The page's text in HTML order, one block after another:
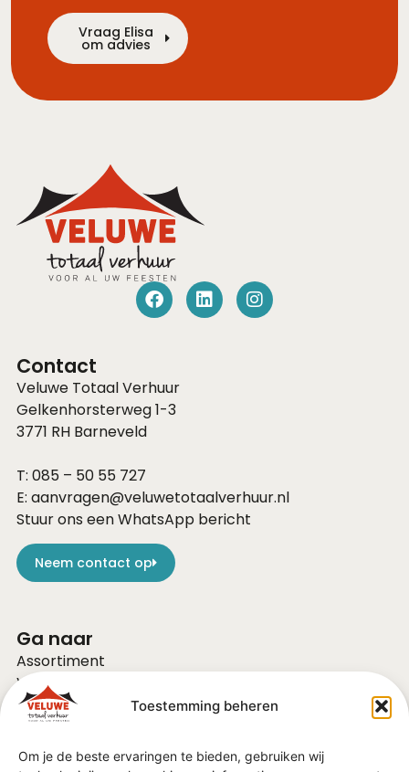
Toestemming beheren
Om je de beste ervaringen te bieden, gebruiken wij
Vraag Elisa
om advies
Contact
Veluwe Totaal Verhuur
Gelkenhorsterweg 1-3
3771 RH Barneveld
T: 085 – 50 55 727
E: aanvragen@veluwetotaalverhuur.nl
Stuur ons een WhatsApp bericht
Neem contact op
Ga naar
Assortiment
Voor bedrijven
Over ons
Vacatures
FAQ